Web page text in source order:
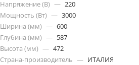
Напряжение (В) — 220
Мощность (Вт) — 3000
Ширина (мм) — 600
Глубина (мм) — 587
Высота (мм) — 472
Страна-производитель — ИТАЛИЯ